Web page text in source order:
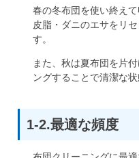
春の冬布団を使い終え
皮脂・ダニのエサをリ
す。
また、秋は夏布団を片
ングすることで清潔な
1-2.最適な頻度